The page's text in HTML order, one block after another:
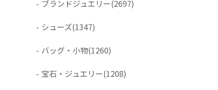
- ブランドジュエリー(2697)
- シューズ(1347)
- バッグ・小物(1260)
- 宝石・ジュエリー(1208)